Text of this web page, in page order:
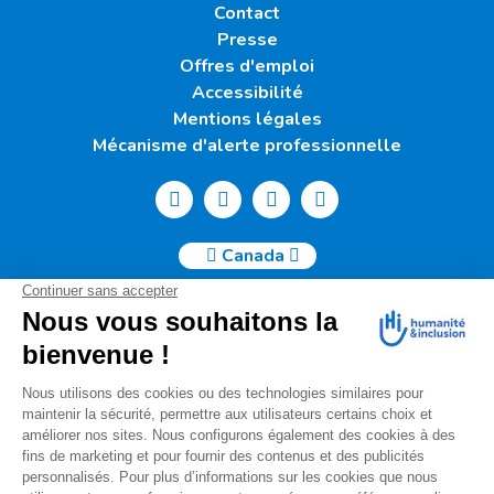
Contact
Presse
Offres d'emploi
Accessibilité
Mentions légales
Mécanisme d'alerte professionnelle
Canada
Humanité & Inclusion Canada | 50, Sainte-Catherine Ouest -
Suite 500b | H2X 3V4 Montréal
info@canada.hi.org
Tél. : (514) 908-2813